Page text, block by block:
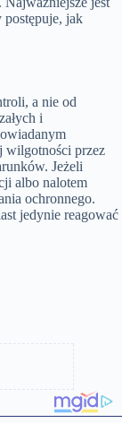
postępuje, jak
a nie od
i
wilgotności przez
Jeżeli
albo nalotem
ochronnego.
jedynie reagować